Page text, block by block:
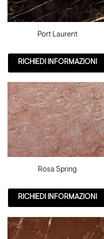
Port Laurent
RICHIEDI INFORMAZIONI
Rosa Spring
RICHIEDI INFORMAZIONI